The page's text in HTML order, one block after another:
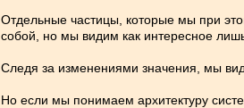
Отдельные частицы, которые мы при
собой, но мы видим как интересное
Следя за изменениями значения, мы
Но если мы понимаем архитектуру